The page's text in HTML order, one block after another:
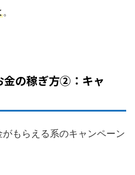
。
金の稼ぎ方②：キャ
もらえる系のキャンペーン